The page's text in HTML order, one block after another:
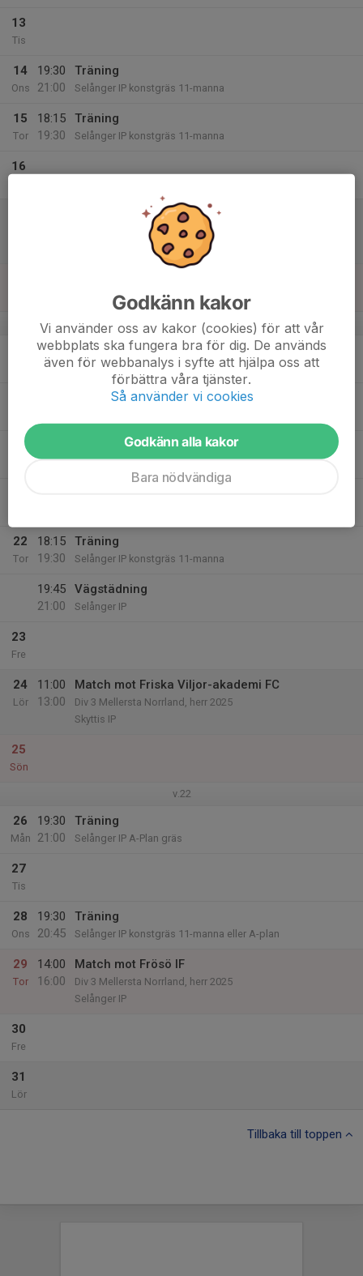
13
Tis
14
Ons
19:30
21:00
Träning
Selånger IP konstgräs 11-manna
15
Tor
18:15
19:30
Träning
Selånger IP konstgräs 11-manna
16
Match mot Dvärsätts BK
Div 3 Mellersta Norrland, herr 2025
Selånger IP Konstgräs 11v11
v.21
19:30
21:00
Träning
Selånger IP konstgräs 11-manna
Vägstädning
21
19:15
Vägstädning
Selånger IP
22
Tor
18:15
19:30
Träning
Selånger IP konstgräs 11-manna
19:45
21:00
Vägstädning
Selånger IP
23
Fre
24
Lör
11:00
13:00
Match mot Friska Viljor-akademi FC
Div 3 Mellersta Norrland, herr 2025
Skyttis IP
25
Sön
v.22
26
Mån
19:30
21:00
Träning
Selånger IP A-Plan gräs
27
Tis
28
Ons
19:30
20:45
Träning
Selånger IP konstgräs 11-manna eller A-plan
29
Tor
14:00
16:00
Match mot Frösö IF
Div 3 Mellersta Norrland, herr 2025
Selånger IP
30
Fre
31
Lör
Tillbaka till toppen
Godkänn kakor
Vi använder oss av kakor (cookies) för att vår
webbplats ska fungera bra för dig. De används
även för webbanalys i syfte att hjälpa oss att
förbättra våra tjänster.
Så använder vi cookies
Godkänn alla kakor
Bara nödvändiga